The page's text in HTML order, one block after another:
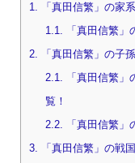
1. 「真田信繁」の家
1.1. 「真田信繁」
2. 「真田信繁」の子
2.1. 「真田信繁」
覧！
2.2. 「真田信繁」
3. 「真田信繁」の戦